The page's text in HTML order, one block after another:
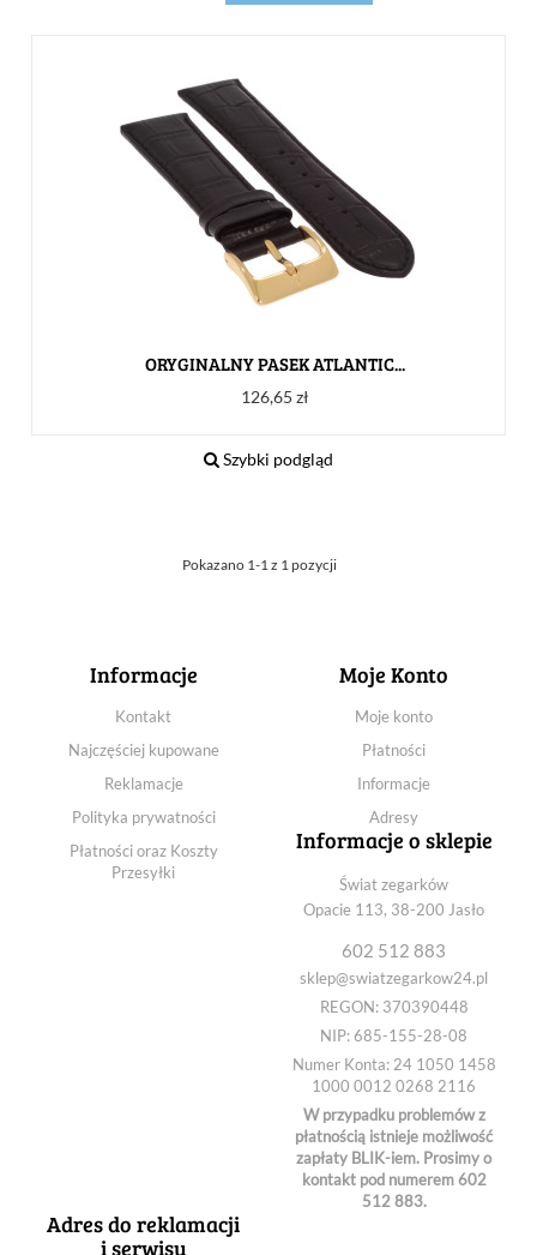
ORYGINALNY PASEK ATLANTIC...
Cena
126,65 zł
Szybki podgląd
Pokazano 1-1 z 1 pozycji
Informacje
Kontakt
Najczęściej kupowane
Reklamacje
Polityka prywatności
Płatności oraz Koszty
Przesyłki
Moje Konto
Moje konto
Płatności
Informacje
Adresy
Informacje o sklepie
Świat zegarków
Opacie 113, 38-200 Jasło
602 512 883
sklep@swiatzegarkow24.pl
REGON: 370390448
NIP: 685-155-28-08
Numer Konta: 24 1050 1458
1000 0012 0268 2116
W przypadku problemów z
płatnością istnieje możliwość
zapłaty BLIK-iem. Prosimy o
kontakt pod numerem 602
512 883.
Adres do reklamacji
i serwisu